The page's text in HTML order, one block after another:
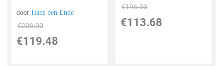
doorHans ben Ende
€206.00
€119.48
€196.00
€113.68